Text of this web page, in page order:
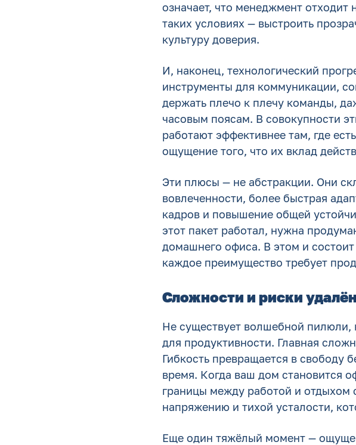
означает, что менеджмент отходит
таких условиях — выстроить
культуру доверия.
И, наконец, технологический
инструменты для коммуникации,
держать плечо к плечу команды,
часовым поясам. В совокупности
работают эффективнее там, где
ощущение того, что их вклад
Эти плюсы — не абстракции. Они
вовлеченности, более быстрая
кадров и повышение общей
этот пакет работал, нужна
домашнего офиса. В этом и
каждое преимущество требует
Сложности и риски
Не существует волшебной пилюли,
для продуктивности. Главная
Гибкость превращается в свободу
время. Когда ваш дом становится
границы между работой и отдыхом
напряжению и тихой усталости,
Еще один тяжёлый момент —